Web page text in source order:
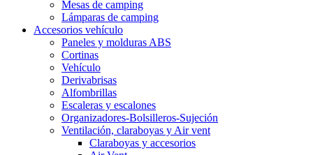
Mesas de camping
Lámparas de camping
Accesorios vehículo
Paneles y molduras ABS
Cortinas
Vehículo
Derivabrisas
Alfombrillas
Escaleras y escalones
Organizadores-Bolsilleros-Sujeción
Ventilación, claraboyas y Air vent
Claraboyas y accesorios